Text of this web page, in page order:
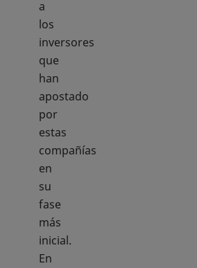
a
los
inversores
que
han
apostado
por
estas
compañías
en
su
fase
más
inicial.
En